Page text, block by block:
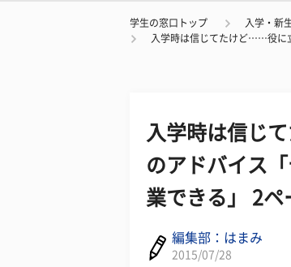
学生の窓口トップ 入学・新
入学時は信じてたけど……役に
入学時は信じ
のアドバイス
業できる」 2ペ
編集部：はまみ
2015/07/28